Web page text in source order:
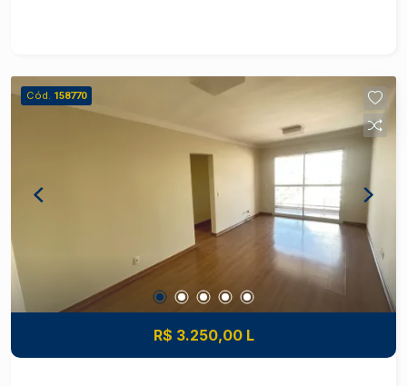
Cód. 158770
R$ 3.250,00 L